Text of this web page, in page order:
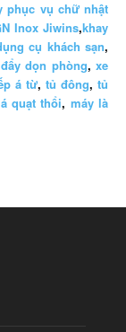
phục vụ chữ nhật
Inox Jiwins,khay
cụ khách sạn,
dọn phòng,xe
á từ,tủ đông,tủ
quạt thổi, máy là